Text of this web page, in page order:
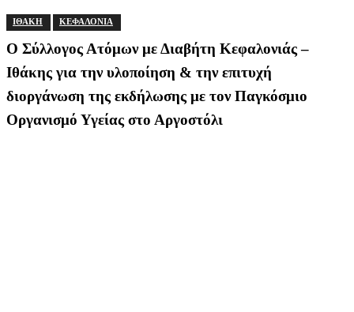
ΙΘΑΚΗ ΚΕΦΑΛΟΝΙΑ
Ο Σύλλογος Ατόμων με Διαβήτη Κεφαλονιάς –
Ιθάκης για την υλοποίηση & την επιτυχή
διοργάνωση της εκδήλωσης με τον Παγκόσμιο
Οργανισμό Υγείας στο Αργοστόλι